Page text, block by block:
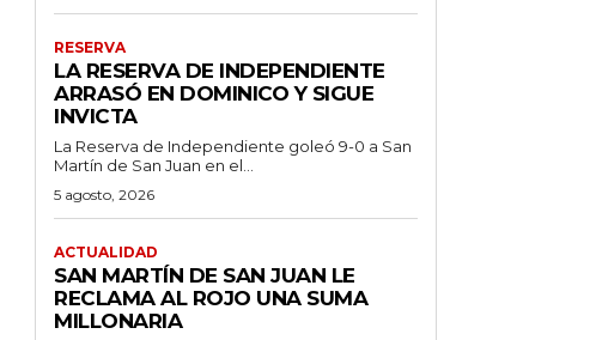
RESERVA
LA RESERVA DE INDEPENDIENTE
ARRASÓ EN DOMINICO Y SIGUE
INVICTA
La Reserva de Independiente goleó 9-0 a San
Martín de San Juan en el...
5 agosto, 2026
ACTUALIDAD
SAN MARTÍN DE SAN JUAN LE
RECLAMA AL ROJO UNA SUMA
MILLONARIA